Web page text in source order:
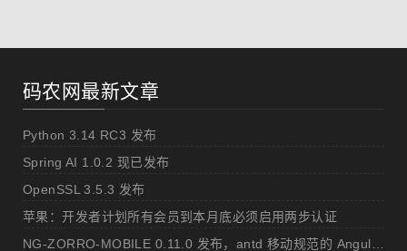
码农网最新文章
Python 3.14 RC3 发布
Spring AI 1.0.2 现已发布
OpenSSL 3.5.3 发布
苹果：开发者计划所有会员到本月底必须启用两步认证